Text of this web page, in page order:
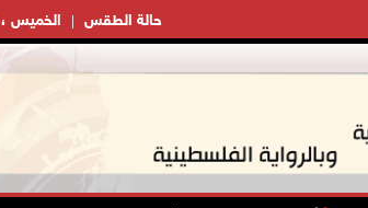
الخميس ، 06 آب ، 2026 حالة الطقس